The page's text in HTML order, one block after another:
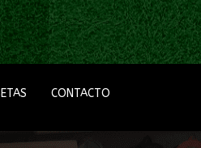
CONTACTO